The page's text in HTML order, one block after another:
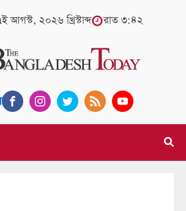
আগস্ট, ২০২৬ খ্রিস্টাব্দ রাত ৩:৪২